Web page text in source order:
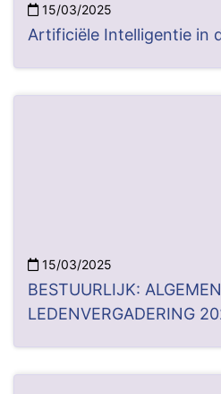
15/03/2025
Artificiële Intelligentie in
15/03/2025
BESTUURLIJK:
LEDENVERGADERING